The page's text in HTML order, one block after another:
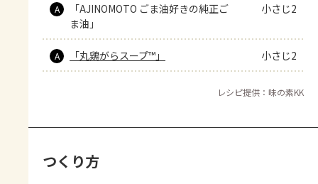
A
「AJINOMOTO ごま油好きの純正ご
ま油」
小さじ2
A 「丸鶏がらスープ™」 小さじ2
レシピ提供：味の素KK
つくり方